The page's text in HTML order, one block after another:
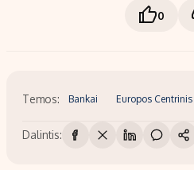
0
Temos: Bankai Europos
Dalintis: